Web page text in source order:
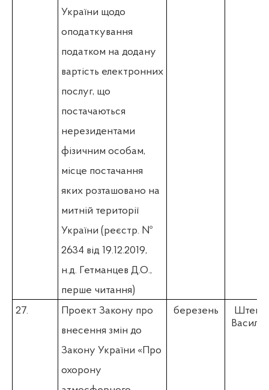
України щодо
оподаткування
податком на додану
вартість електронних
послуг, що
постачаються
нерезидентами
фізичним особам,
місце постачання
яких розташовано на
митній території
України (реєстр. №
2634 від 19.12.2019,
н.д. Гетманцев Д.О.,
перше читання)
27.
Проект Закону про
внесення змін до
Закону України «Про
охорону
березень
Штепа